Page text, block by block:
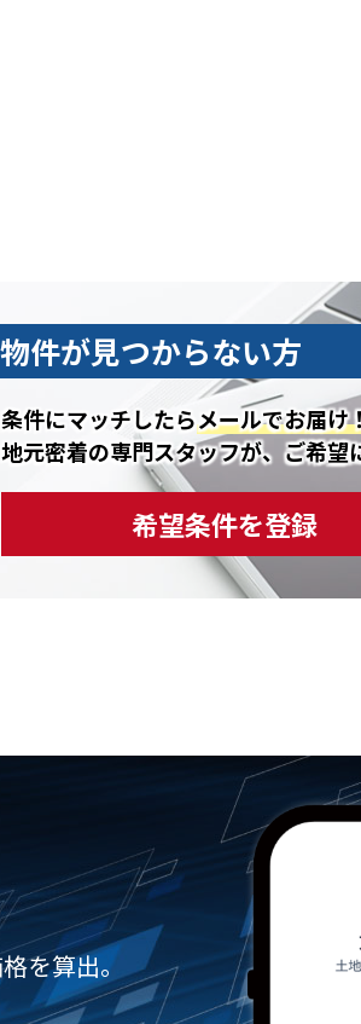
件が見つからない方
条件にマッチしたらメールでお届け
地元密着の専門スタッフが、ご希
希望条件を登録
を算出。